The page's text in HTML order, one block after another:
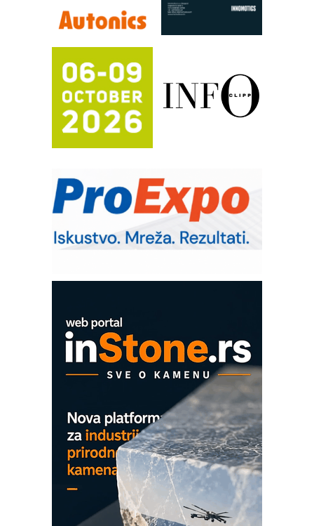
RILINEX kompanije Rittal
FANUC: Najbolje za vašu pametnu
Efikasno upravljanje energijom
Automatizacija pakovanja · Display
(Shelf-Ready) omotnice
Potpuna efikasnost bez složenih
sistema
Trajna oznaka kao dugoročna korist
IB BLUMENAUER - više od 40 godina
poverenja u industriji
RMQ-TITAN ADVANCED INDICATOR
– Pametna signalizacija za efikasnije
upravljanje mašinama
era CNC merenja
Proizvodnja iC7 Hybrid 1500 VDC
mrežnog pretvarača sa tečnim
hlađenjem
COMBYPACK
EVOKS Maintenance Management